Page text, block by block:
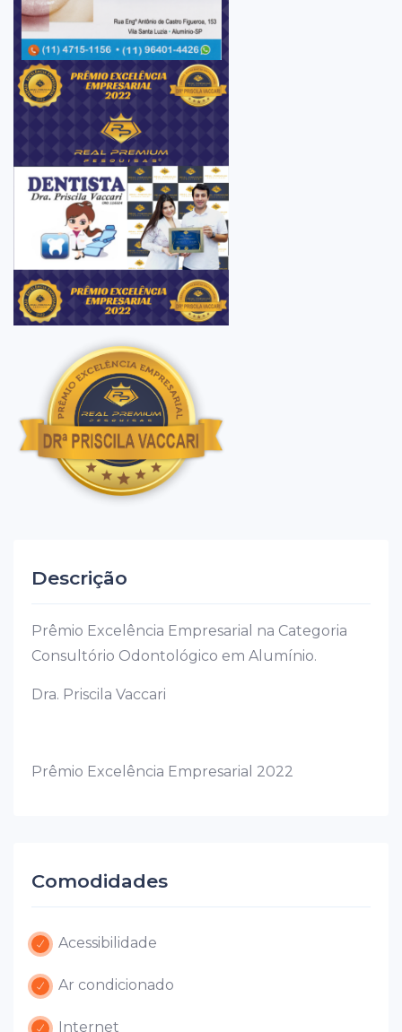
Descrição
Prêmio Excelência Empresarial na Categoria
Consultório Odontológico em Alumínio.
Dra. Priscila Vaccari
Prêmio Excelência Empresarial 2022
Comodidades
Acessibilidade
Ar condicionado
Internet